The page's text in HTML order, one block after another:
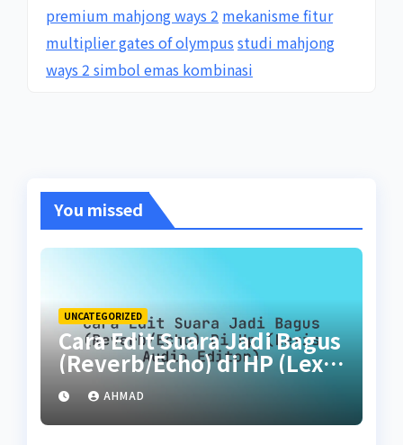
premium mahjong ways 2 mekanisme fitur
multiplier gates of olympus studi mahjong
ways 2 simbol emas kombinasi
You missed
UNCATEGORIZED
Cara Edit Suara Jadi Bagus
(Reverb/Echo) di HP (Lexis
Audio Editor)
AHMAD